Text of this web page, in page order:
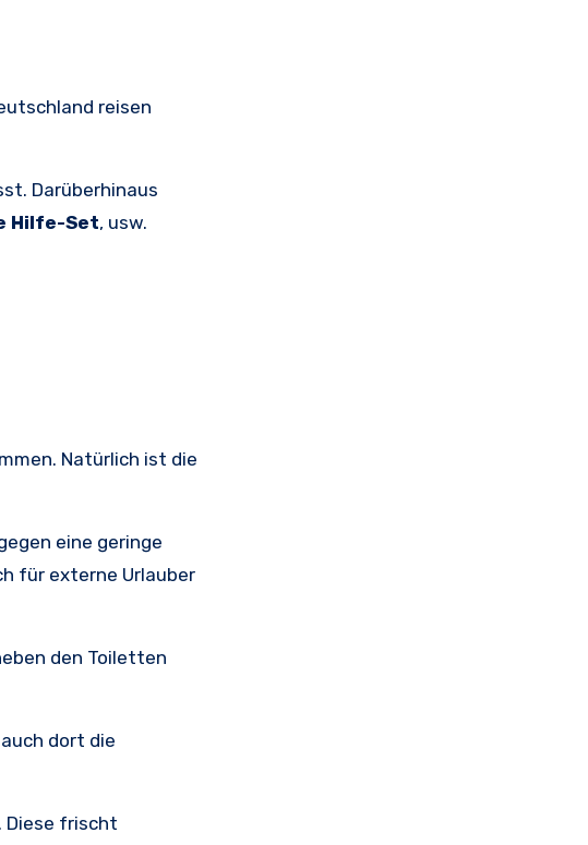
reisen
Darüberhinaus
Hilfe-Set, usw.
Natürlich ist die
eine geringe
für externe Urlauber
den Toiletten
dort die
. Diese frischt